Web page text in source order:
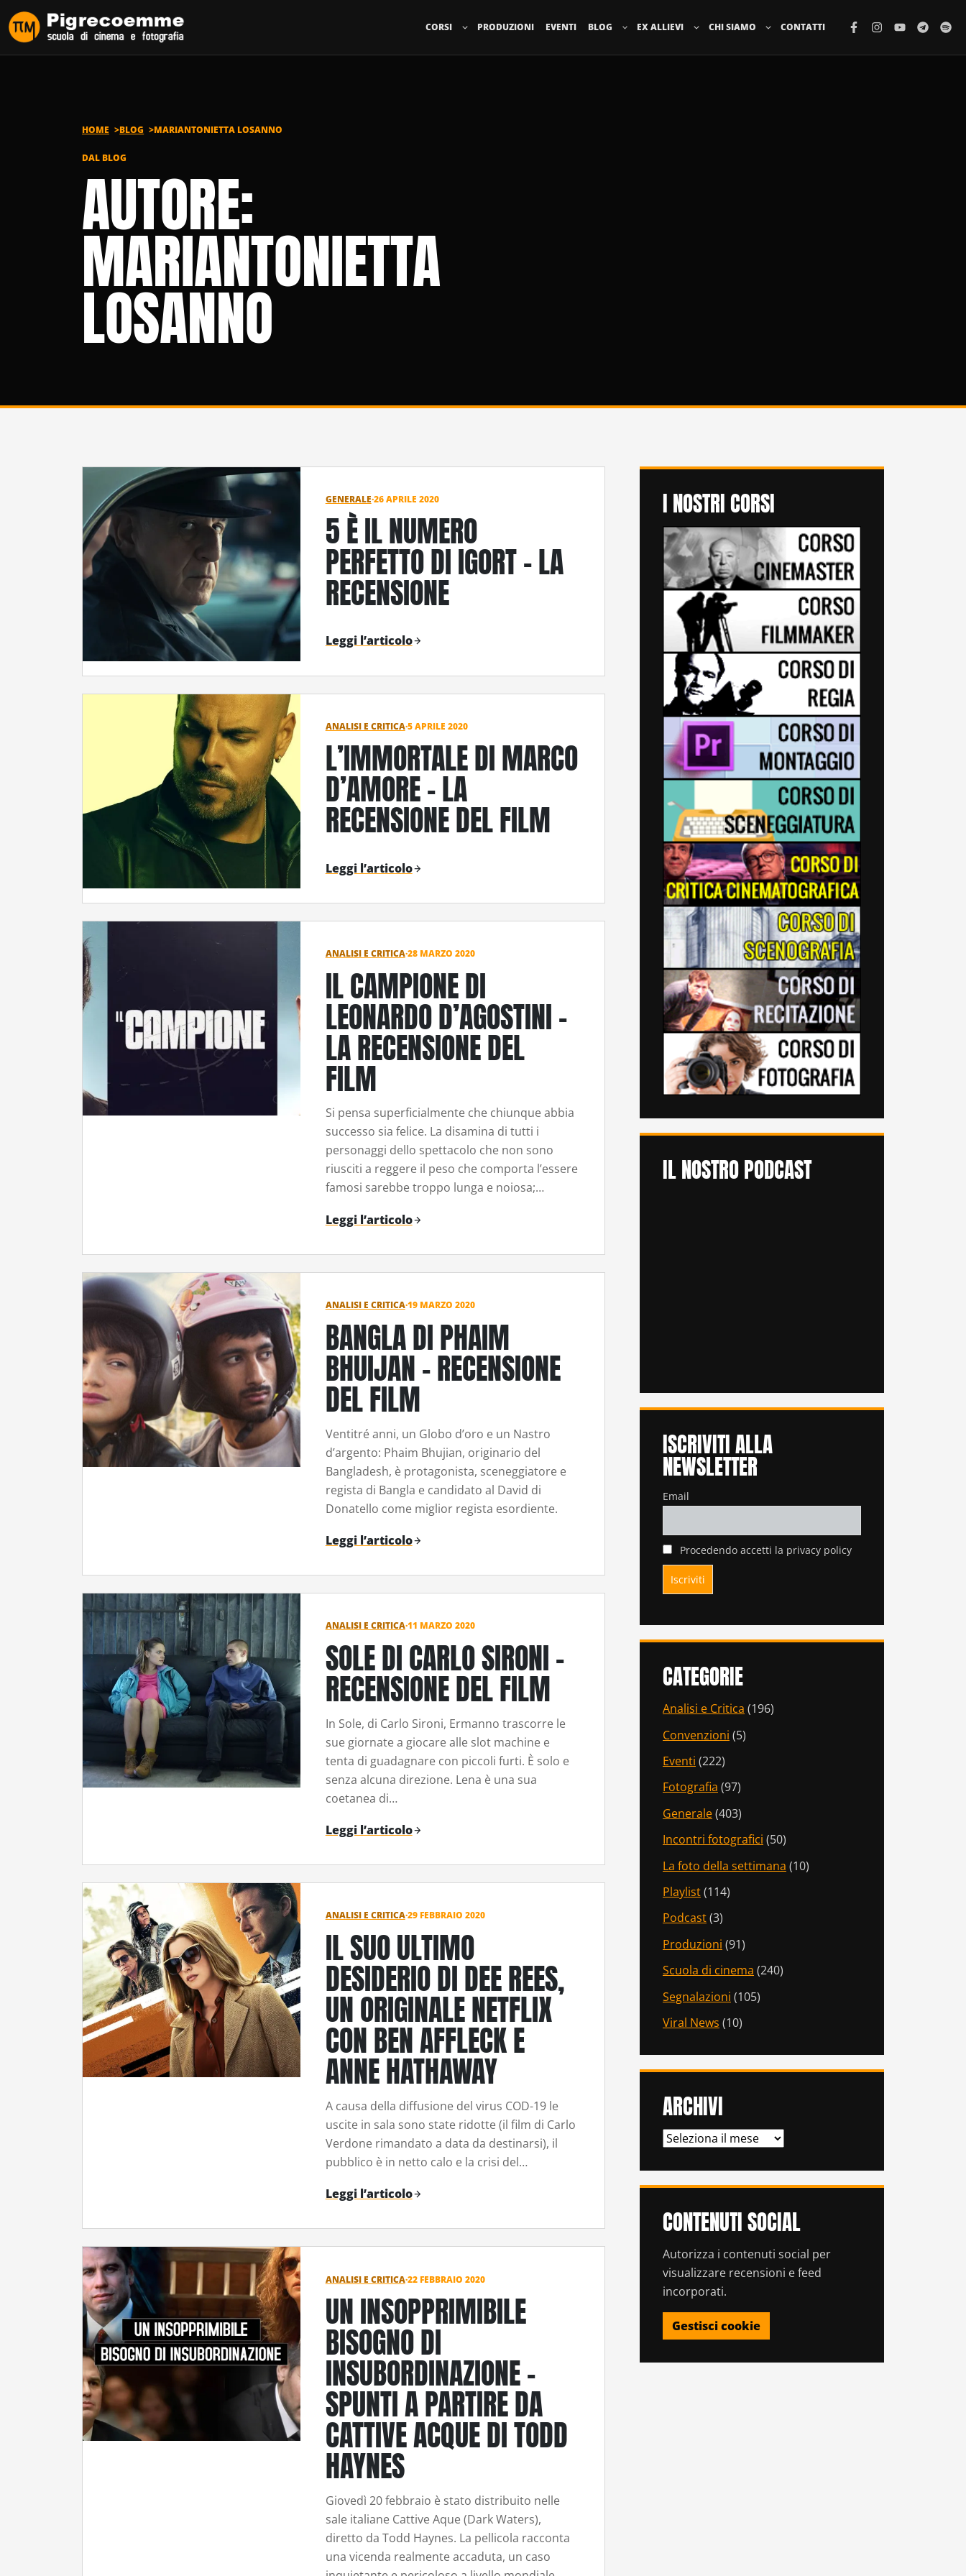
Vai al contenuto
CORSI PRODUZIONI EVENTI BLOG EX ALLIEVI CHI SIAMO CONTATTI
HOME BLOG MARIANTONIETTA LOSANNO
DAL BLOG
AUTORE:
MARIANTONIETTA
LOSANNO
GENERALE·26 APRILE 2020
5 È IL NUMERO
PERFETTO DI IGORT – LA
RECENSIONE
Leggi l’articolo
ANALISI E CRITICA·5 APRILE 2020
L’IMMORTALE DI MARCO
D’AMORE – LA
RECENSIONE DEL FILM
Leggi l’articolo
ANALISI E CRITICA·28 MARZO 2020
IL CAMPIONE DI
LEONARDO D’AGOSTINI –
LA RECENSIONE DEL
FILM
Si pensa superficialmente che chiunque abbia
successo sia felice. La disamina di tutti i
personaggi dello spettacolo che non sono
riusciti a reggere il peso che comporta l’essere
famosi sarebbe troppo lunga e noiosa;…
Leggi l’articolo
ANALISI E CRITICA·19 MARZO 2020
BANGLA DI PHAIM
BHUIJAN – RECENSIONE
DEL FILM
Ventitré anni, un Globo d’oro e un Nastro
d’argento: Phaim Bhujian, originario del
Bangladesh, è protagonista, sceneggiatore e
regista di Bangla e candidato al David di
Donatello come miglior regista esordiente.
Leggi l’articolo
ANALISI E CRITICA·11 MARZO 2020
SOLE DI CARLO SIRONI –
RECENSIONE DEL FILM
In Sole, di Carlo Sironi, Ermanno trascorre le
sue giornate a giocare alle slot machine e
tenta di guadagnare con piccoli furti. È solo e
senza alcuna direzione. Lena è una sua
coetanea di…
Leggi l’articolo
ANALISI E CRITICA·29 FEBBRAIO 2020
IL SUO ULTIMO
DESIDERIO DI DEE REES,
UN ORIGINALE NETFLIX
CON BEN AFFLECK E
ANNE HATHAWAY
A causa della diffusione del virus COD-19 le
uscite in sala sono state ridotte (il film di Carlo
Verdone rimandato a data da destinarsi), il
pubblico è in netto calo e la crisi del…
Leggi l’articolo
ANALISI E CRITICA·22 FEBBRAIO 2020
UN INSOPPRIMIBILE
BISOGNO DI
INSUBORDINAZIONE –
SPUNTI A PARTIRE DA
CATTIVE ACQUE DI TODD
HAYNES
Giovedì 20 febbraio è stato distribuito nelle
sale italiane Cattive Aque (Dark Waters),
diretto da Todd Haynes. La pellicola racconta
una vicenda realmente accaduta, un caso
I NOSTRI CORSI
IL NOSTRO PODCAST
ISCRIVITI ALLA
NEWSLETTER
Email
Procedendo accetti la privacy policy
CATEGORIE
Analisi e Critica (196)
Convenzioni (5)
Eventi (222)
Fotografia (97)
Generale(403)
Incontri fotografici (50)
La foto della settimana (10)
Playlist(114)
Podcast(3)
Produzioni (91)
Scuola di cinema (240)
Segnalazioni (105)
Viral News (10)
ARCHIVI
ARCHIVI
CONTENUTI SOCIAL
Autorizza i contenuti social per
visualizzare recensioni e feed
incorporati.
Gestisci cookie